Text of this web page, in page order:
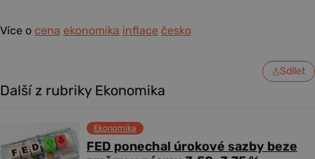
Více o cena ekonomika inflace česko
Sdílet
Další z rubriky Ekonomika
FED ponechal úrokové sazby beze
Ekonomika